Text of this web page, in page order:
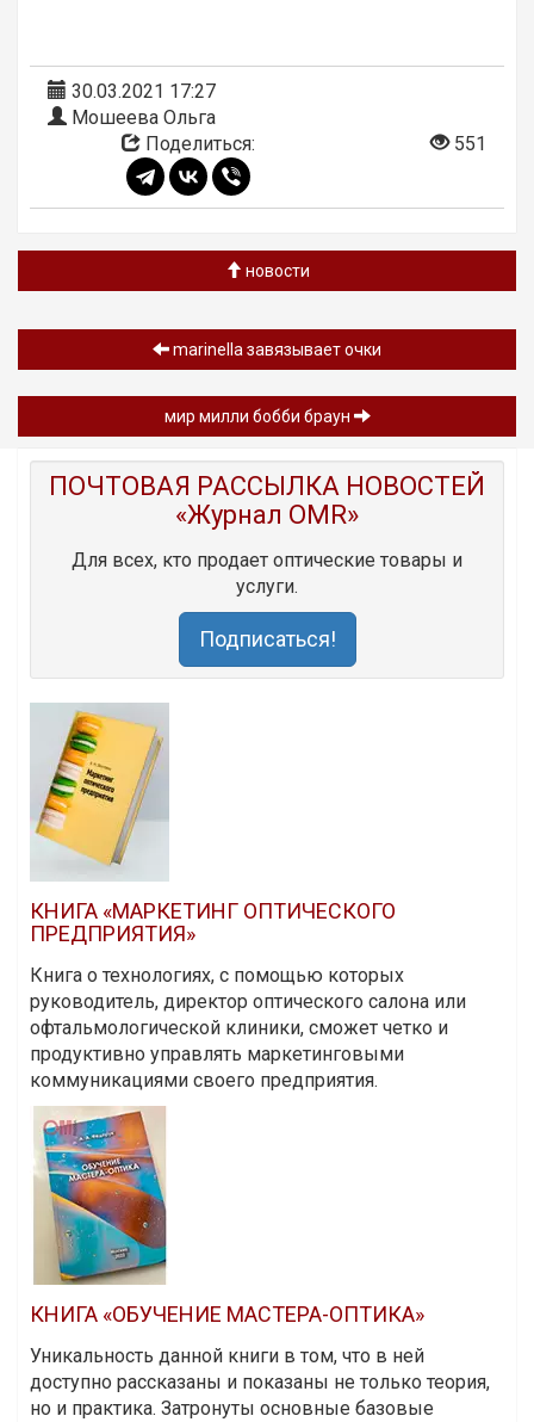
30.03.2021 17:27
Мошеева Ольга
Поделиться:
551
новости
marinella завязывает очки
мир милли бобби браун
ПОЧТОВАЯ РАССЫЛКА НОВОСТЕЙ
«Журнал OMR»
Для всех, кто продает оптические товары и
услуги.
Подписаться!
КНИГА «МАРКЕТИНГ ОПТИЧЕСКОГО
ПРЕДПРИЯТИЯ»
Книга о технологиях, с помощью которых
руководитель, директор оптического салона или
офтальмологической клиники, сможет четко и
продуктивно управлять маркетинговыми
коммуникациями своего предприятия.
КНИГА «ОБУЧЕНИЕ МАСТЕРА-ОПТИКА»
Уникальность данной книги в том, что в ней
доступно рассказаны и показаны не только теория,
но и практика. Затронуты основные базовые